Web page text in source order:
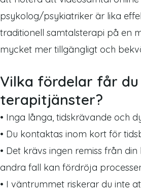
psykolog/psykiatriker är lika
traditionell samtalsterapi på en
mycket mer tillgängligt och
Vilka fördelar får
terapitjänster?
• Inga långa, tidskrävande och
• Du kontaktas inom kort för
• Det krävs ingen remiss från din
andra fall kan fördröja
• I väntrummet riskerar du inte